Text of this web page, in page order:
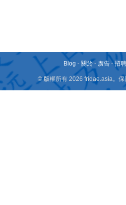
Blog - 關於 - 廣告 -招
© 版權所有 2026 fridae.asia。